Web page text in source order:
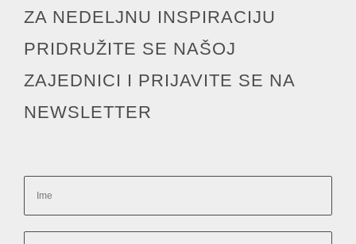
ZA NEDELJNU INSPIRACIJU
PRIDRUŽITE SE NAŠOJ
ZAJEDNICI I PRIJAVITE SE NA
NEWSLETTER